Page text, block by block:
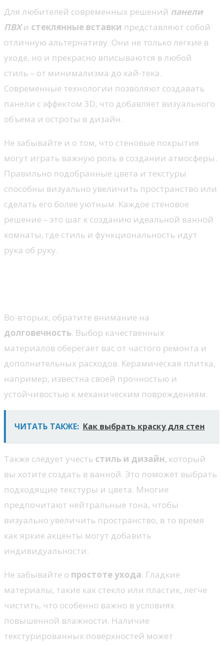
Для любителей современных решений панели
ПВХи стеклянные вставки представляют собой
отличную альтернативу. Они не только легкие в
уходе, но и прекрасно вписываются в любой
стиль – от минимализма до хай-тека.
Современные технологии позволяют создавать
панели с эффектом 3D, что добавляет визуального
объема и остроты в дизайн.
Не забывайте и о том, что стеновые покрытия
могут играть важную роль в создании атмосферы.
Правильно подобранные цвета и текстуры
способны визуально увеличить пространство или
сделать его более уютным. Каждое стеновое
решение – это шаг к созданию идеальной ванной
комнаты, где стиль и функциональность идут
рука об руку.
Во-вторых, обратите внимание на
долговечность. Выбор качественных
материалов оберегает вас от частого ремонта и
дополнительных расходов. Керамическая плитка,
например, известна своей прочностью и
устойчивостью к механическим повреждениям.
ЧИТАТЬ ТАКЖЕ: Как выбрать краску для стен
Также следует учесть стиль и дизайн, который
вы хотите создать в ванной. Это поможет выбрать
подходящие текстуры и цвета. Многие
предпочитают нейтральные тона, чтобы
визуально увеличить пространство, в то время
как яркие акценты могут добавить
индивидуальности.
Не забывайте о простоте ухода. Гладкие
материалы, такие как стекло или пластик, легче
чистить, что особенно важно в условиях
повышенной влажности. Наличие
текстурированных поверхностей может